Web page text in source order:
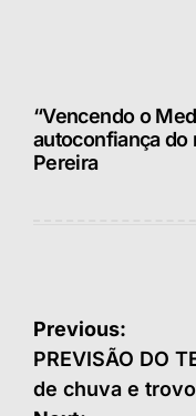
“Vencendo o
autoconfiança do
Pereira
Navegação
de
Post
Previous:
PREVISÃO DO
de chuva e